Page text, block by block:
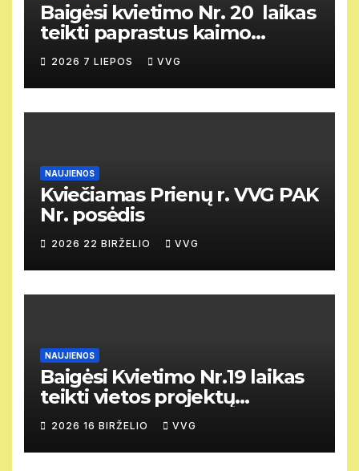
Baigėsi kvietimo Nr. 20 laikas
teikti paprastus kaimo
vietovių vietos projektus
2026 7 LIEPOS VVG
NAUJIENOS
Kviečiamas Prienų r. VVG PAK
Nr. posėdis
2026 22 BIRŽELIO VVG
NAUJIENOS
Baigėsi Kvietimo Nr.19 laikas
teikti vietos projektų
paraiškas.
2026 16 BIRŽELIO VVG